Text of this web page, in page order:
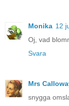
Monika 12
Oj, vad
Svara
Mrs
snygga